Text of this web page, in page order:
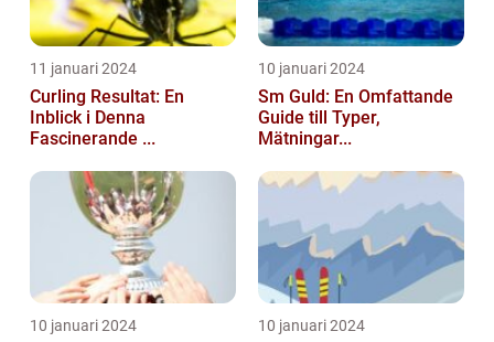
11 januari 2024
Curling Resultat: En
Inblick i Denna
Fascinerande ...
10 januari 2024
Sm Guld: En Omfattande
Guide till Typer,
Mätningar...
10 januari 2024 10 januari 2024